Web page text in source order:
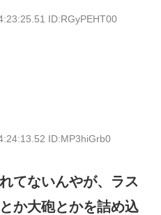
ID:RGyPEHT00
ID:MP3hiGrb0
てないんやが、ラス
か大砲とかを詰め込